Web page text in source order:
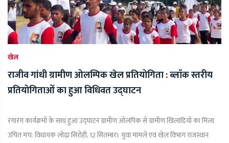
खेल
राजीव गांधी ग्रामीण ओलम्पिक खेल प्रतियोगिता : ब्लाॅक स्तरीय
प्रतियोगिताओं का हुआ विधिवत उद्घाटन
रंगारंग कार्यक्रमों के साथ हुआ उद्घाटन ग्रामीण ओलंपिक से ग्रामीण खिलाडियों का मिला
उचित मंच: विधायक लोढ़ा सिरोही, 12 सितम्बर। युवा मामले एवं खेल विभाग राजस्थान